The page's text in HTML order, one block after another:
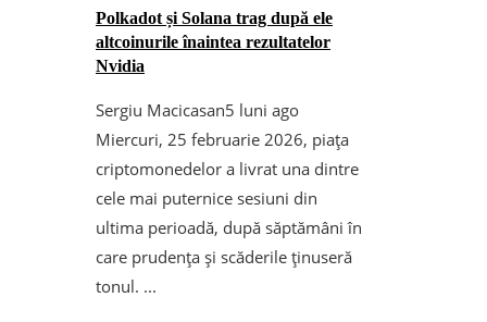
Polkadot și Solana trag după ele
altcoinurile înaintea rezultatelor
Nvidia
Sergiu Macicasan5 luni ago
Miercuri, 25 februarie 2026, piața
criptomonedelor a livrat una dintre
cele mai puternice sesiuni din
ultima perioadă, după săptămâni în
care prudența și scăderile ținuseră
tonul. ...